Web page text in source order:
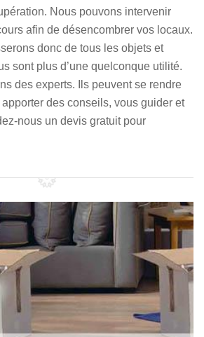
Nous pouvons intervenir
afin de désencombrer vos locaux.
donc de tous les objets et
sont plus d’une quelconque utilité.
des experts. Ils peuvent se rendre
des conseils, vous guider et
nous un devis gratuit pour